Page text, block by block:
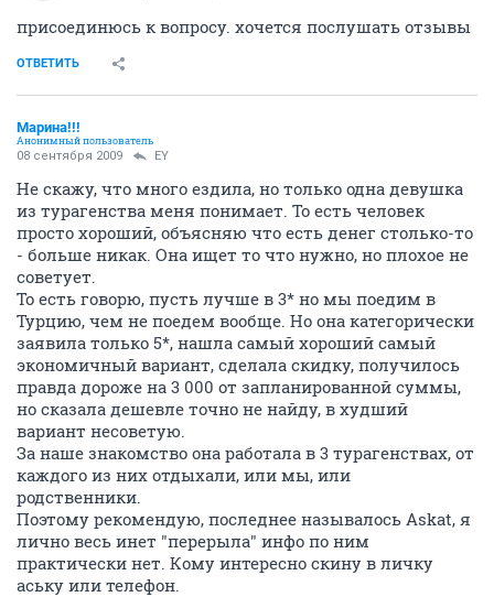
присоединюсь к вопросу. хочется послушать отзывы
ОТВЕТИТЬ
Марина!!!
Анонимный пользователь
08 сентября 2009 EY
Не скажу, что много ездила, но только одна девушка
из турагенства меня понимает. То есть человек
просто хороший, объясняю что есть денег столько-то
- больше никак. Она ищет то что нужно, но плохое не
советует.
То есть говорю, пусть лучше в 3* но мы поедим в
Турцию, чем не поедем вообще. Но она категорически
заявила только 5*, нашла самый хороший самый
экономичный вариант, сделала скидку, получилось
правда дороже на 3 000 от запланированной суммы,
но сказала дешевле точно не найду, в худший
вариант несоветую.
За наше знакомство она работала в 3 турагенствах, от
каждого из них отдыхали, или мы, или
родственники.
Поэтому рекомендую, последнее называлось Askat, я
лично весь инет "перерыла" инфо по ним
практически нет. Кому интересно скину в личку
аську или телефон.